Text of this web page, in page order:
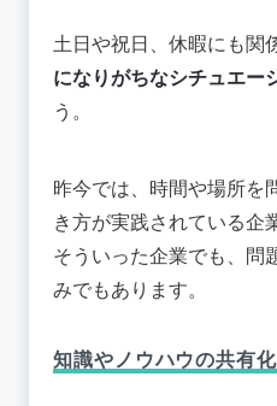
土日や祝日、休暇にも関
になりがちなシチュエー
う。
昨今では、時間や場所を
き方が実践されている企
そういった企業でも、問
みでもあります。
知識やノウハウの共有